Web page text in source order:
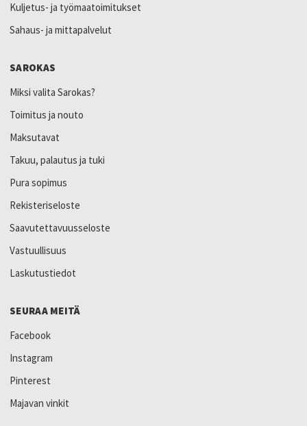
Kuljetus- ja työmaatoimitukset
Sahaus- ja mittapalvelut
SAROKAS
Miksi valita Sarokas?
Toimitus ja nouto
Maksutavat
Takuu, palautus ja tuki
Pura sopimus
Rekisteriseloste
Saavutettavuusseloste
Vastuullisuus
Laskutustiedot
SEURAA MEITÄ
Facebook
Instagram
Pinterest
Majavan vinkit